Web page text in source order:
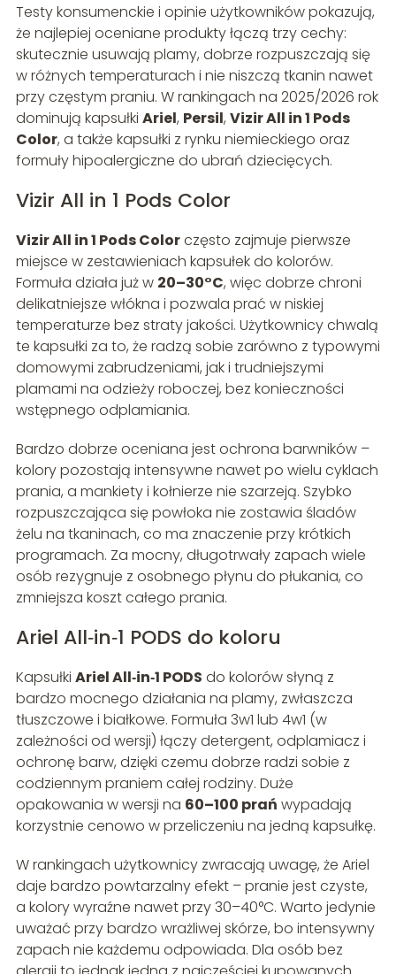
Testy konsumenckie i opinie użytkowników pokazują,
że najlepiej oceniane produkty łączą trzy cechy:
skutecznie usuwają plamy, dobrze rozpuszczają się
w różnych temperaturach i nie niszczą tkanin nawet
przy częstym praniu. W rankingach na 2025/2026 rok
dominują kapsułki Ariel, Persil, Vizir All in 1 Pods
Color, a także kapsułki z rynku niemieckiego oraz
formuły hipoalergiczne do ubrań dziecięcych.
Vizir All in 1 Pods Color
Vizir All in 1 Pods Colorczęsto zajmuje pierwsze
miejsce w zestawieniach kapsułek do kolorów.
Formuła działa już w 20–30°C, więc dobrze chroni
delikatniejsze włókna i pozwala prać w niskiej
temperaturze bez straty jakości. Użytkownicy chwalą
te kapsułki za to, że radzą sobie zarówno z typowymi
domowymi zabrudzeniami, jak i trudniejszymi
plamami na odzieży roboczej, bez konieczności
wstępnego odplamiania.
Bardzo dobrze oceniana jest ochrona barwników –
kolory pozostają intensywne nawet po wielu cyklach
prania, a mankiety i kołnierze nie szarzeją. Szybko
rozpuszczająca się powłoka nie zostawia śladów
żelu na tkaninach, co ma znaczenie przy krótkich
programach. Za mocny, długotrwały zapach wiele
osób rezygnuje z osobnego płynu do płukania, co
zmniejsza koszt całego prania.
Ariel All‑in‑1 PODS do koloru
Kapsułki Ariel All‑in‑1 PODS do kolorów słyną z
bardzo mocnego działania na plamy, zwłaszcza
tłuszczowe i białkowe. Formuła 3w1 lub 4w1 (w
zależności od wersji) łączy detergent, odplamiacz i
ochronę barw, dzięki czemu dobrze radzi sobie z
codziennym praniem całej rodziny. Duże
opakowania w wersji na 60–100 prań wypadają
korzystnie cenowo w przeliczeniu na jedną kapsułkę.
W rankingach użytkownicy zwracają uwagę, że Ariel
daje bardzo powtarzalny efekt – pranie jest czyste,
a kolory wyraźne nawet przy 30–40°C. Warto jedynie
uważać przy bardzo wrażliwej skórze, bo intensywny
zapach nie każdemu odpowiada. Dla osób bez